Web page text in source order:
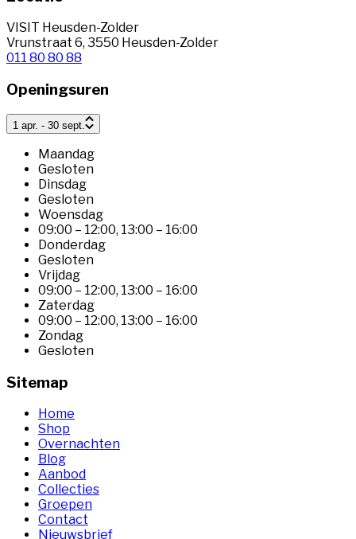
VISIT Heusden-Zolder
Vrunstraat 6, 3550 Heusden-Zolder
011 80 80 88
Openingsuren
1 apr. - 30 sept.
Maandag
Gesloten
Dinsdag
Gesloten
Woensdag
09:00 – 12:00, 13:00 – 16:00
Donderdag
Gesloten
Vrijdag
09:00 – 12:00, 13:00 – 16:00
Zaterdag
09:00 – 12:00, 13:00 – 16:00
Zondag
Gesloten
Sitemap
Home
Shop
Overnachten
Blog
Aanbod
Collecties
Groepen
Contact
Nieuwsbrief